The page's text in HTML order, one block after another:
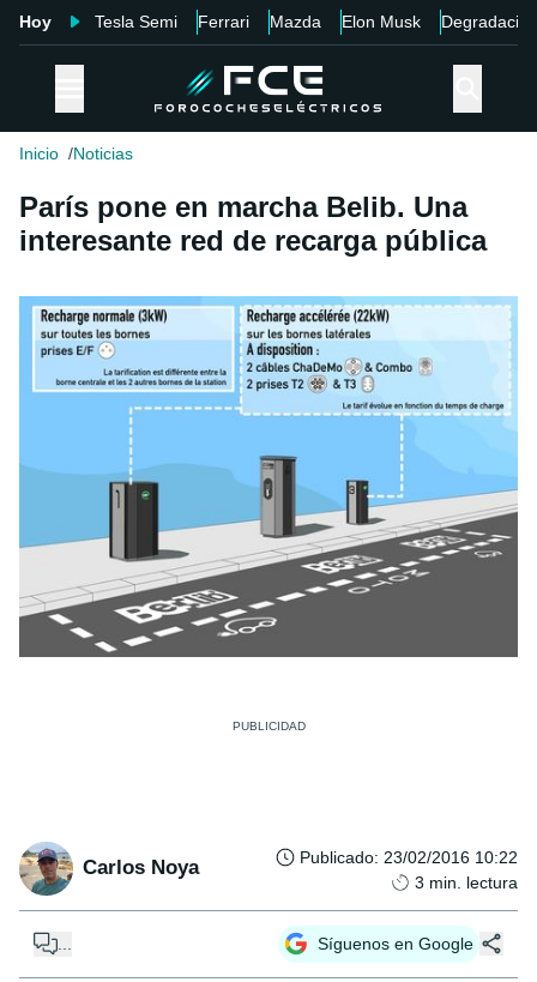
Hoy Tesla Semi Ferrari Mazda Elon Musk Degradación
Inicio Noticias
París pone en marcha Belib. Una
interesante red de recarga pública
Carlos Noya Publicado: 23/02/2016 10:22
3 min. lectura
Síguenos en Google